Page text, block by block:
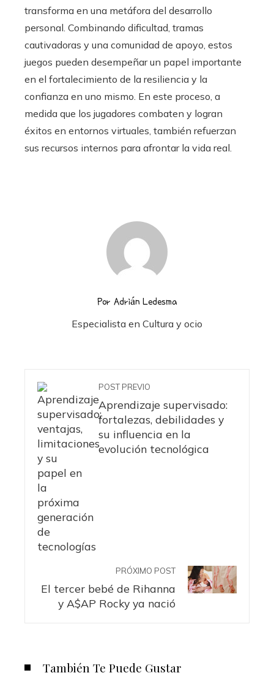
transforma en una metáfora del desarrollo
personal. Combinando dificultad, tramas
cautivadoras y una comunidad de apoyo, estos
juegos pueden desempeñar un papel importante
en el fortalecimiento de la resiliencia y la
confianza en uno mismo. En este proceso, a
medida que los jugadores combaten y logran
éxitos en entornos virtuales, también refuerzan
sus recursos internos para afrontar la vida real.
Por Adrián Ledesma
Especialista en Cultura y ocio
POST PREVIO
Aprendizaje supervisado:
fortalezas, debilidades y
su influencia en la
evolución tecnológica
PRÓXIMO POST
El tercer bebé de Rihanna
y A$AP Rocky ya nació
También Te Puede Gustar